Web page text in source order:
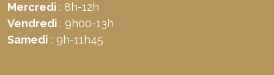
Mercredi : 8h-12h
Vendredi : 9h00-13h
Samedi : 9h-11h45